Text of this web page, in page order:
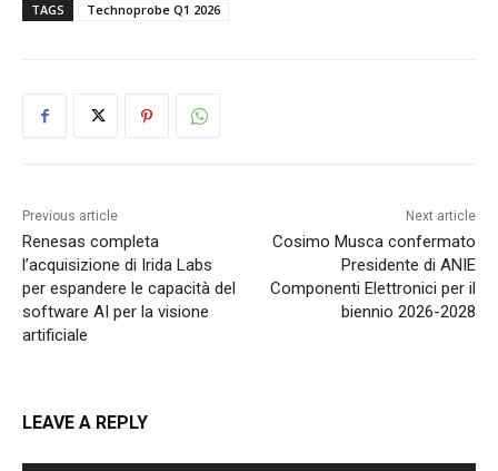
TAGS Technoprobe Q1 2026
Previous article
Renesas completa
l’acquisizione di Irida Labs
per espandere le capacità del
software AI per la visione
artificiale
Next article
Cosimo Musca confermato
Presidente di ANIE
Componenti Elettronici per il
biennio 2026-2028
LEAVE A REPLY